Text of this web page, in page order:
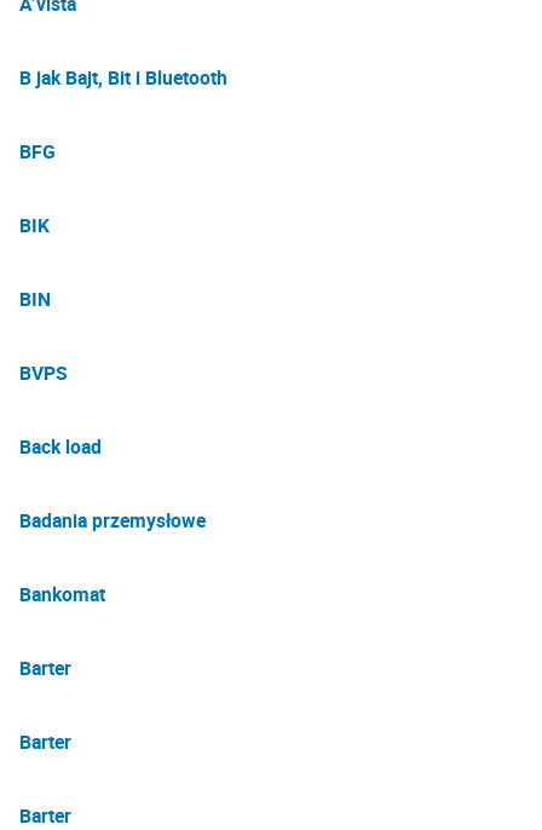
B jak Bajt, Bit i Bluetooth
BFG
BIK
BIN
BVPS
Back load
Badania przemysłowe
Bankomat
Barter
Barter
Barter